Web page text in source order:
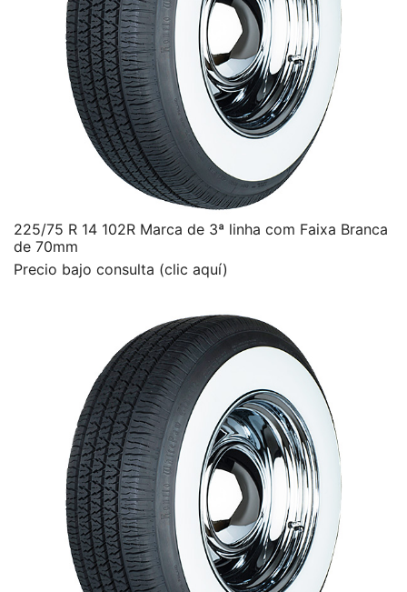
225/75 R 14 102R Marca de 3ª linha com Faixa Branca
de 70mm
Precio bajo consulta (clic aquí)